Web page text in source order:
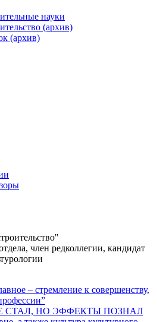
науки
(архив)
(архив)
член редколлегии, кандидат
– стремление к совершенству,
СТАЛ, НО ЭФФЕКТЫ ПОЗНАЛ